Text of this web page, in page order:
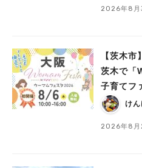
2026年8月
【茨木
茨木で「
子育てフ
レゼント
け
2026年8月